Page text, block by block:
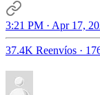
3:21 PM · Apr 17,
37.4K Reenvíos ·